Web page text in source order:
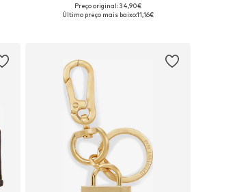
Tamanhos disponíveis: One Size
Preço original: 34,90€
Último preço mais baixo:11,16€